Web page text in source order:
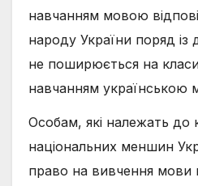
навчанням мовою
народу України поряд
не поширюється на
навчанням українською
Особам, які належать до
національних меншин
право на вивчення мови